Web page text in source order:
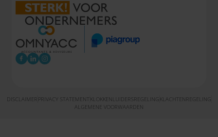
DISCLAIMER PRIVACY STATEMENT KLOKKENLUIDERSREGELING KLACHTENREGELING
ALGEMENE VOORWAARDEN